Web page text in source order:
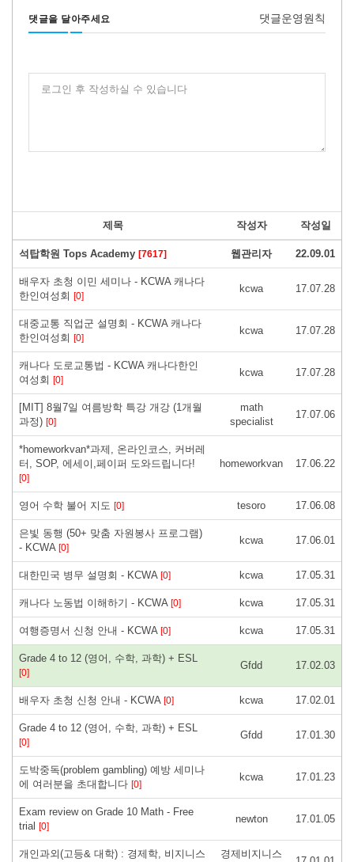
댓글을 달아주세요 댓글운영원칙
로그인 후 작성하실 수 있습니다
제목 작성자 작성일
석탑학원 Tops Academy [7617] 웹관리자 22.09.01
배우자 초청 이민 세미나 - KCWA 캐나다
한인여성회 [0]
kcwa 17.07.28
대중교통 직업군 설명회 - KCWA 캐나다
한인여성회 [0]
kcwa 17.07.28
캐나다 도로교통법 - KCWA 캐나다한인
여성회 [0]
kcwa 17.07.28
[MIT] 8월7일 여름방학 특강 개강 (1개월
과정) [0]
math
specialist
17.07.06
*homeworkvan*과제, 온라인코스, 커버레
터, SOP, 에세이,페이퍼 도와드립니다!
[0]
homeworkvan 17.06.22
영어 수학 불어 지도 [0] tesoro 17.06.08
은빛 동행 (50+ 맞춤 자원봉사 프로그램)
- KCWA [0]
kcwa 17.06.01
대한민국 병무 설명회 - KCWA [0] kcwa 17.05.31
캐나다 노동법 이해하기 - KCWA [0] kcwa 17.05.31
여행증명서 신청 안내 - KCWA [0] kcwa 17.05.31
Grade 4 to 12 (영어, 수학, 과학) + ESL
[0]
Gfdd 17.02.03
배우자 초청 신청 안내 - KCWA [0] kcwa 17.02.01
Grade 4 to 12 (영어, 수학, 과학) + ESL
[0]
Gfdd 17.01.30
도박중독(problem gambling) 예방 세미나
에 여러분을 초대합니다 [0]
kcwa 17.01.23
Exam review on Grade 10 Math - Free
trial [0]
newton 17.01.05
개인과외(고등& 대학) : 경제학, 비지니스
경제비지니스